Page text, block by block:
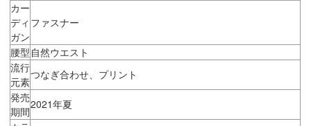
カー
ディ
ガン
ファスナー
腰型 自然ウエスト
流行
元素
つなぎ合わせ、プリント
発売
期間
2021年夏